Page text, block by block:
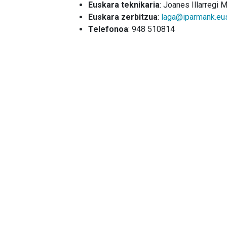
Euskara teknikaria: Joanes Illarregi
Euskara zerbitzua:
Telefonoa: 948 510814